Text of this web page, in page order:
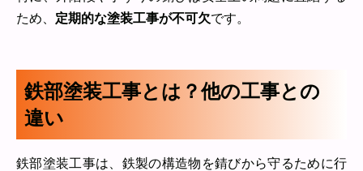
ため、 定期的な塗装工事が不可欠です。
鉄部塗装工事とは？他の工事との
違い
鉄部塗装工事は、鉄製の構造物を錆びから守るために行